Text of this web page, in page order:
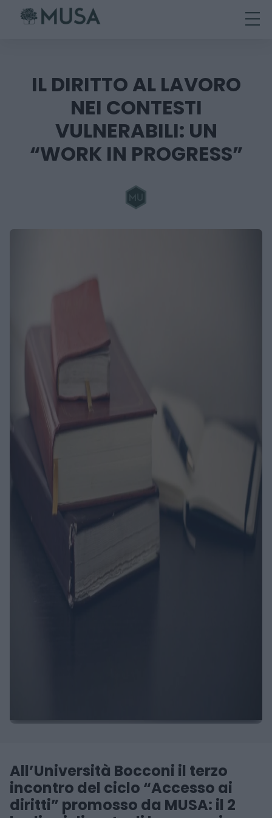
contentIL DIRITTO AL LAVORO
NEI CONTESTI
VULNERABILI: UN
“WORK IN PROGRESS”
All’Università Bocconi il terzo
incontro del ciclo “Accesso ai
diritti” promosso da MUSA: il 2